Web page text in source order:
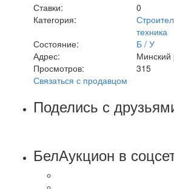
Ставки:
0
Категория:
техника
Состояние:
Б / У
Адрес:
Минский
Просмотров:
315
Связаться с продавцом
Поделись с
БелАукцион в